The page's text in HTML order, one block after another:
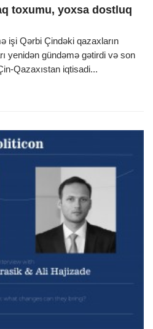
toxumu, yoxsa dostluq
işi Qərbi Çindəki qazaxların
yenidən gündəmə gətirdi və son
Qazaxıstan iqtisadi...